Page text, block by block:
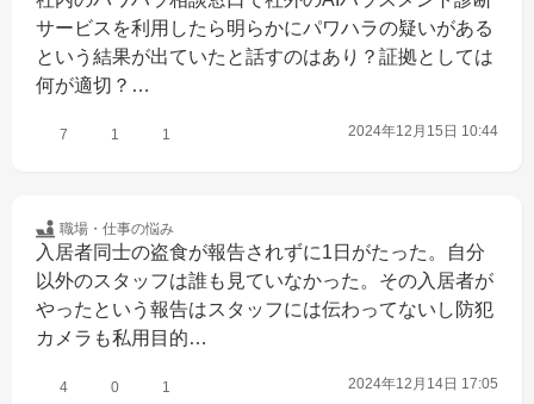
サービスを利用したら明らかにパワハラの疑いがある
という結果が出ていたと話すのはあり？証拠としては
何が適切？…
7 1 1 2024年12月15日 10:44
職場・仕事の悩み
入居者同士の盗食が報告されずに1日がたった。自分
以外のスタッフは誰も見ていなかった。その入居者が
やったという報告はスタッフには伝わってないし防犯
カメラも私用目的…
4 0 1 2024年12月14日 17:05